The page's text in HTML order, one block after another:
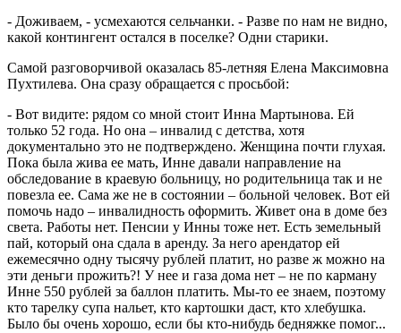
- Доживаем, - усмехаются сельчанки. - Разве по нам не видно,
какой контингент остался в поселке? Одни старики.
Самой разговорчивой оказалась 85-летняя Елена Максимовна
Пухтилева. Она сразу обращается с просьбой:
- Вот видите: рядом со мной стоит Инна Мартынова. Ей
только 52 года. Но она – инвалид с детства, хотя
документально это не подтверждено. Женщина почти глухая.
Пока была жива ее мать, Инне давали направление на
обследование в краевую больницу, но родительница так и не
повезла ее. Сама же не в состоянии – больной человек. Вот ей
помочь надо – инвалидность оформить. Живет она в доме без
света. Работы нет. Пенсии у Инны тоже нет. Есть земельный
пай, который она сдала в аренду. За него арендатор ей
ежемесячно одну тысячу рублей платит, но разве ж можно на
эти деньги прожить?! У нее и газа дома нет – не по карману
Инне 550 рублей за баллон платить. Мы-то ее знаем, поэтому
кто тарелку супа нальет, кто картошки даст, кто хлебушка.
Было бы очень хорошо, если бы кто-нибудь бедняжке помог...